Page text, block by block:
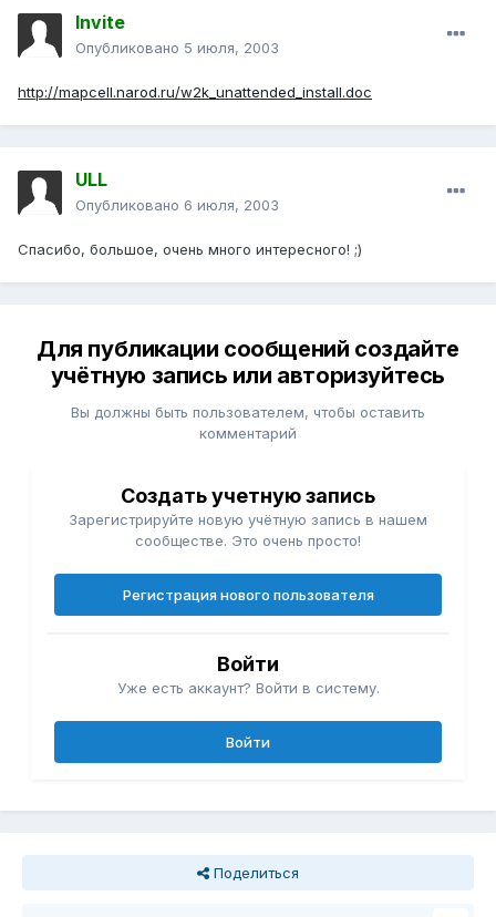
Invite
Опубликовано 5 июля, 2003
http://mapcell.narod.ru/w2k_unattended_install.doc
ULL
Опубликовано 6 июля, 2003
Спасибо, большое, очень много интересного! ;)
Для публикации сообщений создайте
учётную запись или авторизуйтесь
Вы должны быть пользователем, чтобы оставить
комментарий
Создать учетную запись
Зарегистрируйте новую учётную запись в нашем
сообществе. Это очень просто!
Регистрация нового пользователя
Войти
Уже есть аккаунт? Войти в систему.
Войти
Поделиться